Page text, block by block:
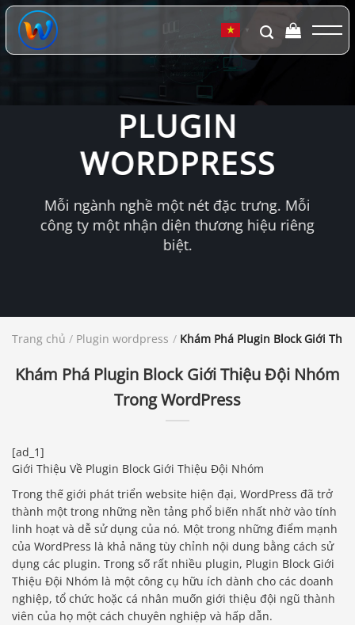
Chuyển
đến
dung
▼
PLUGIN
WORDPRESS
Mỗi ngành nghề một nét đặc trưng. Mỗi
công ty một nhận diện thương hiệu riêng
biệt.
Trang chủ / Plugin wordpress / Khám Phá Plugin Block Giới
Khám Phá Plugin Block Giới Thiệu Đội Nhóm
Trong WordPress
[ad_1]
Giới Thiệu Về Plugin Block Giới Thiệu Đội Nhóm
Trong thế giới phát triển website hiện đại, WordPress đã trở
thành một trong những nền tảng phổ biến nhất nhờ vào tính
linh hoạt và dễ sử dụng của nó. Một trong những điểm mạnh
của WordPress là khả năng tùy chỉnh nội dung bằng cách sử
dụng các plugin. Trong số rất nhiều plugin, Plugin Block Giới
Thiệu Đội Nhóm là một công cụ hữu ích dành cho các doanh
nghiệp, tổ chức hoặc cá nhân muốn giới thiệu đội ngũ thành
viên của họ một cách chuyên nghiệp và hấp dẫn.